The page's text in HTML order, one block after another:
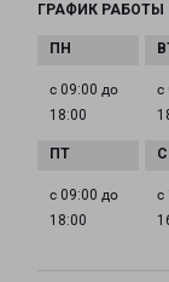
ГРАФИК РАБОТЫ
с 09:00 до
18:00
с
с 09:00 до
18:00
с